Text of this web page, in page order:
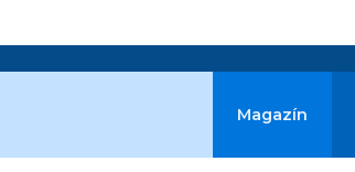
Magazín